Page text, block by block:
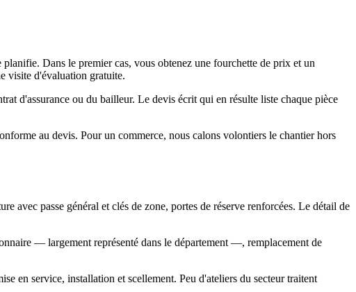
Dans le premier cas, vous obtenez une fourchette de prix et un
visite d'évaluation gratuite.
d'assurance ou du bailleur. Le devis écrit qui en résulte liste chaque pièce
au devis. Pour un commerce, nous calons volontiers le chantier hors
avec passe général et clés de zone, portes de réserve renforcées. Le détail de
— largement représenté dans le département —, remplacement de
en service, installation et scellement. Peu d'ateliers du secteur traitent